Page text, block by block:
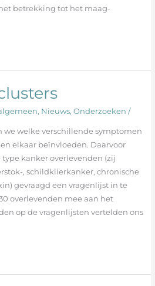
betrekking tot het maag-
, Nieuws, Onderzoeken /
we welke verschillende symptomen
elkaar beïnvloeden. Daarvoor
kanker overlevenden (zij
, schildklierkanker, chronische
gevraagd een vragenlijst in te
overlevenden mee aan het
op de vragenlijsten vertelden ons